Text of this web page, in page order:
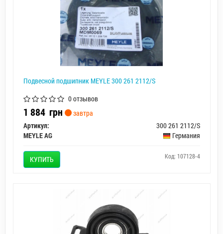
Подвесной подшипник MEYLE 300 261 2112/S
0 отзывов
1 884 грн
завтра
Артикул:
300 261 2112/S
MEYLE AG
Германия
КУПИТЬ Код: 107128-4